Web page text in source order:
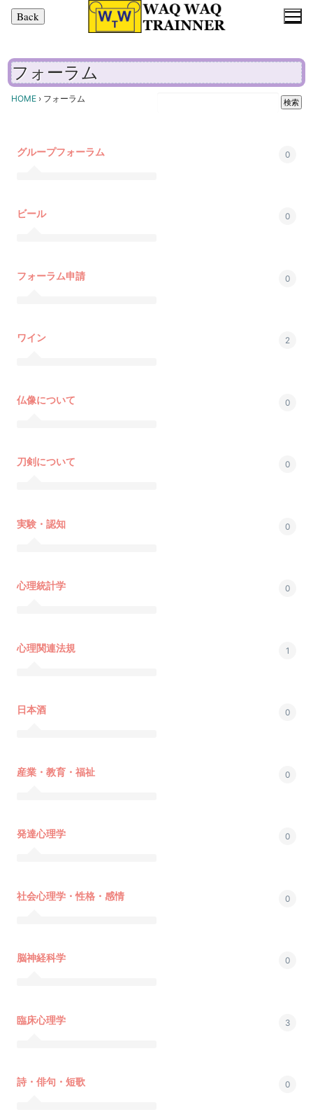
ン
ツ フォーラム
HOME › フォーラム
グループフォーラム 0
ビール 0
フォーラム申請 0
ワイン 2
仏像について 0
刀剣について 0
実験・認知 0
心理統計学 0
心理関連法規 1
日本酒 0
産業・教育・福祉 0
発達心理学 0
社会心理学・性格・感情 0
脳神経科学 0
臨床心理学 3
詩・俳句・短歌 0